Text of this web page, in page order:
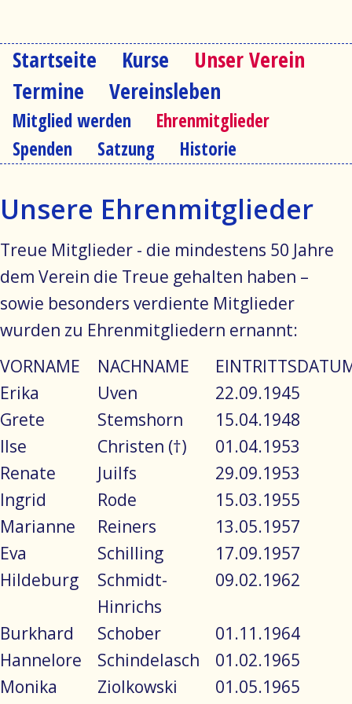
Navigation
überspringen
Startseite Kurse
Unser Verein
Termine
Vereinsleben
Navigation
überspringen
Mitglied werden
Ehrenmitglieder
Spenden
Satzung Historie
Unsere Ehrenmitglieder
Treue Mitglieder - die mindestens 50 Jahre
dem Verein die Treue gehalten haben –
sowie besonders verdiente Mitglieder
wurden zu Ehrenmitgliedern ernannt:
VORNAME
NACHNAME
Erika
Uven
22.09.1945
Grete
Stemshorn
15.04.1948
Ilse
Christen (†)
01.04.1953
Renate
Juilfs
29.09.1953
Ingrid
Rode
15.03.1955
Marianne
Reiners
13.05.1957
Eva
Schilling
17.09.1957
Hildeburg
Schmidt-
Hinrichs
09.02.1962
Burkhard Schober
01.11.1964
Hannelore
Schindelasch
01.02.1965
Monika
Ziolkowski
01.05.1965